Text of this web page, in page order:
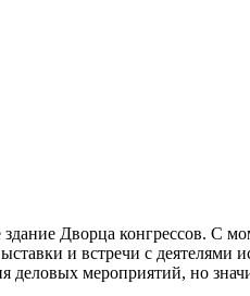
Дворца конгрессов. С
и встречи с деятелями
мероприятий, но